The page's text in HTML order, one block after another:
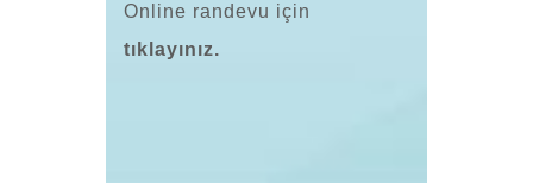
Online randevu için
tıklayınız.